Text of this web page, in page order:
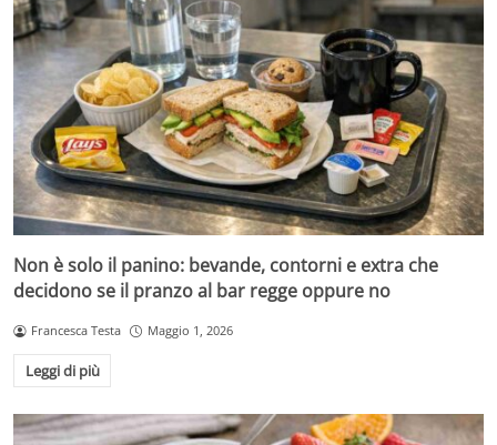
Non è solo il panino: bevande, contorni e extra che
decidono se il pranzo al bar regge oppure no
Francesca Testa Maggio 1, 2026
Leggi di più